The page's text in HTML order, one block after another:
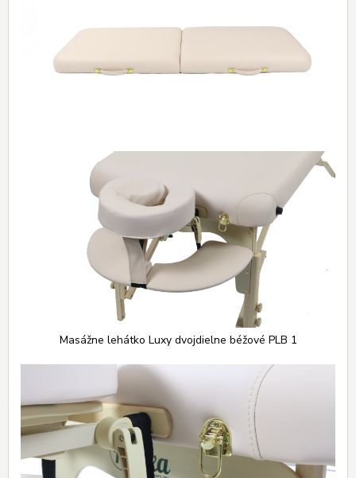
Masážne lehátko Luxy dvojdielne béžové PLB 1